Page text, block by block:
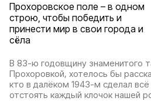
Прохоровское поле – в одном
строю, чтобы победить и
принести мир в свои города и
сёла
В 83-ю годовщину знаменитого
Прохоровкой, хотелось бы
кто в далёком 1943-м сделал
отстоять каждый клочок нашей